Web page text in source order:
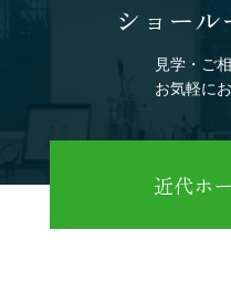
ショー
見学・ご
お気軽に
近代ホ